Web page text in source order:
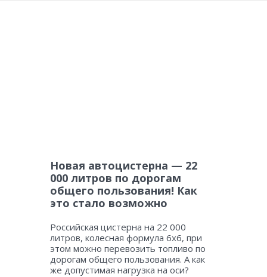
Новая автоцистерна — 22
000 литров по дорогам
общего пользования! Как
это стало возможно
Российская цистерна на 22 000
литров, колесная формула 6х6, при
этом можно перевозить топливо по
дорогам общего пользования. А как
же допустимая нагрузка на оси?